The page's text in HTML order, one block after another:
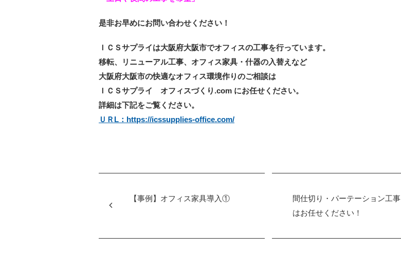
是非お早めにお問い合わせください！
ＩＣＳサプライは大阪府大阪市でオフィスの工事を行っています。
移転、リニューアル工事、オフィス家具・什器の入替えなど
大阪府大阪市の快適なオフィス環境作りのご相談は
ＩＣＳサプライ オフィスづくり.com にお任せください。
詳細は下記をご覧ください。
ＵＲL：https://icssupplies-office.com/
【事例】オフィス家具導入①
間仕切り・パーテーション工事
はお任せください！